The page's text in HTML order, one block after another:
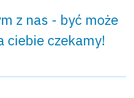
z nas - być może
ciebie czekamy!